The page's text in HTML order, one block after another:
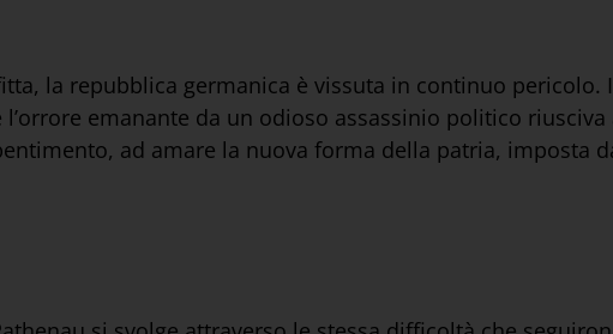
la repubblica germanica è vissuta in continuo pericolo.
emanante da un odioso assassinio politico
ad amare la nuova forma della patria, imposta